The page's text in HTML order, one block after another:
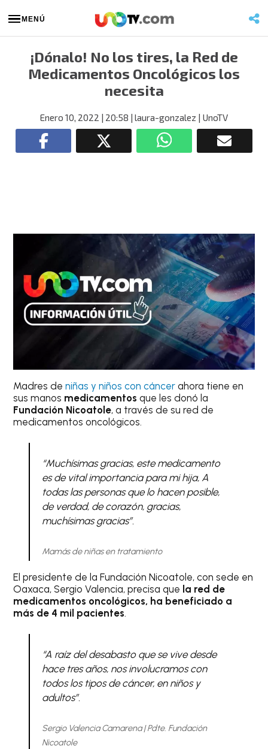
MENÚ
¡Dónalo! No los tires, la Red de
Medicamentos Oncológicos los
necesita
Enero 10, 2022 | 20:58 | laura-gonzalez | UnoTV
Madres deniñas y niños con cáncer ahora tiene en
sus manos medicamentos que les donó la
Fundación Nicoatole, a través de su red de
medicamentos oncológicos.
“Muchísimas gracias, este medicamento
es de vital importancia para mi hija, A
todas las personas que lo hacen posible,
de verdad, de corazón, gracias,
muchísimas gracias”.
Mamás de niñas en tratamiento
El presidente de la Fundación Nicoatole, con sede en
Oaxaca, Sergio Valencia, precisa que la red de
medicamentos oncológicos, ha beneficiado a
más de 4 mil pacientes.
“A raíz del desabasto que se vive desde
hace tres años, nos involucramos con
todos los tipos de cáncer, en niños y
adultos”.
Sergio Valencia Camarena | Pdte. Fundación
Nicoatole